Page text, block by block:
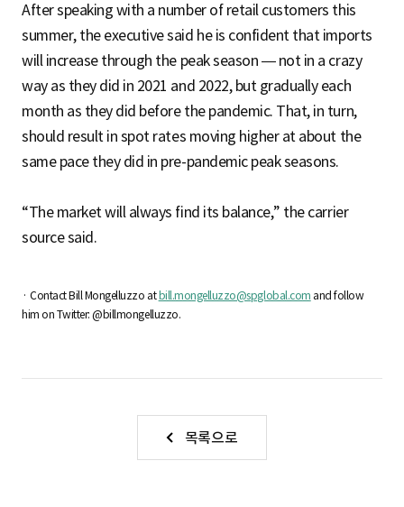
After speaking with a number of retail customers this
summer, the executive said he is confident that imports
will increase through the peak season — not in a crazy
way as they did in 2021 and 2022, but gradually each
month as they did before the pandemic. That, in turn,
should result in spot rates moving higher at about the
same pace they did in pre-pandemic peak seasons.
“The market will always find its balance,” the carrier
source said.
· Contact Bill Mongelluzzo at bill.mongelluzzo@spglobal.com and follow
him on Twitter: @billmongelluzzo.
목록으로